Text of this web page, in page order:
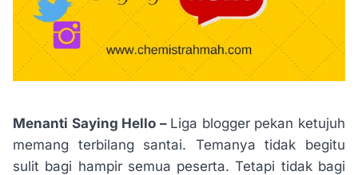
Menanti Saying Hello – Liga blogger pekan ketujuh
memang terbilang santai. Temanya tidak begitu
sulit bagi hampir semua peserta. Tetapi tidak bagi